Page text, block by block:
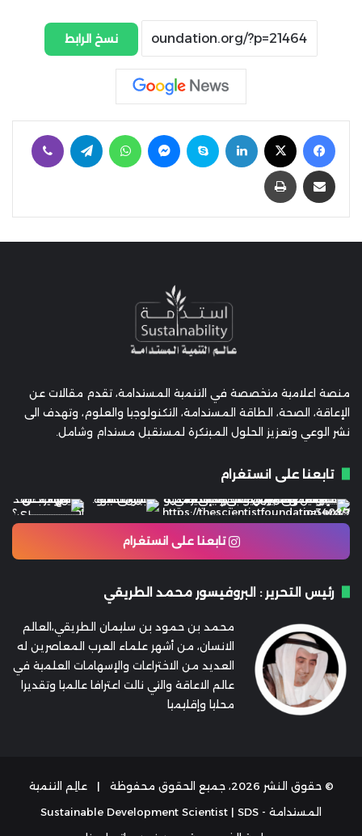
نسخ الرابط
فيسبوك لينكدإن سكايب ماسنجر واتساب تيلقرام
مشاركة عبر البريد طباعة
منصة اعلامية متخصصة في التنمية المستدامة، تقدم مقالات عن
الإعاقة، الصحة، الطاقة المستدامة، التكنولوجيا والعلوم، وتهدف الى
نشر الوعي وتعزيز الحلول المبتكرة لمستقبل مستدام وشامل.
تابعنا على انستغرام
تابعنا على انستغرام
رئيس التحرير : البروفيسور محمد الطريقي
محمد بن حمود بن سليمان الطريقي،العالم
الانسان، من أشهر علماء العرب المعاصرين له
العديد من الاختراعات والإسهامات العلمية في
عالم الاعاقة والتي نالت اعترافا عالميا وتقديرا
محليا وإقليميا
© حقوق النشر 2026، جميع الحقوق محفوظة |
عالِم التنمية
المستدامة - Sustainable Development Scientist | SDS